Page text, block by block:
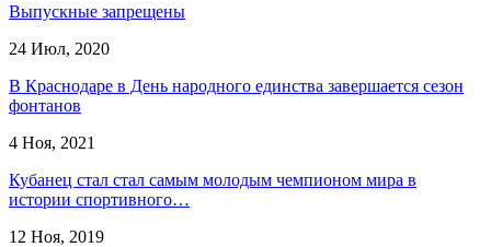
Выпускные запрещены
24 Июл, 2020
В Краснодаре в День народного единства завершается сезон
фонтанов
4 Ноя, 2021
Кубанец стал стал самым молодым чемпионом мира в
истории спортивного…
12 Ноя, 2019